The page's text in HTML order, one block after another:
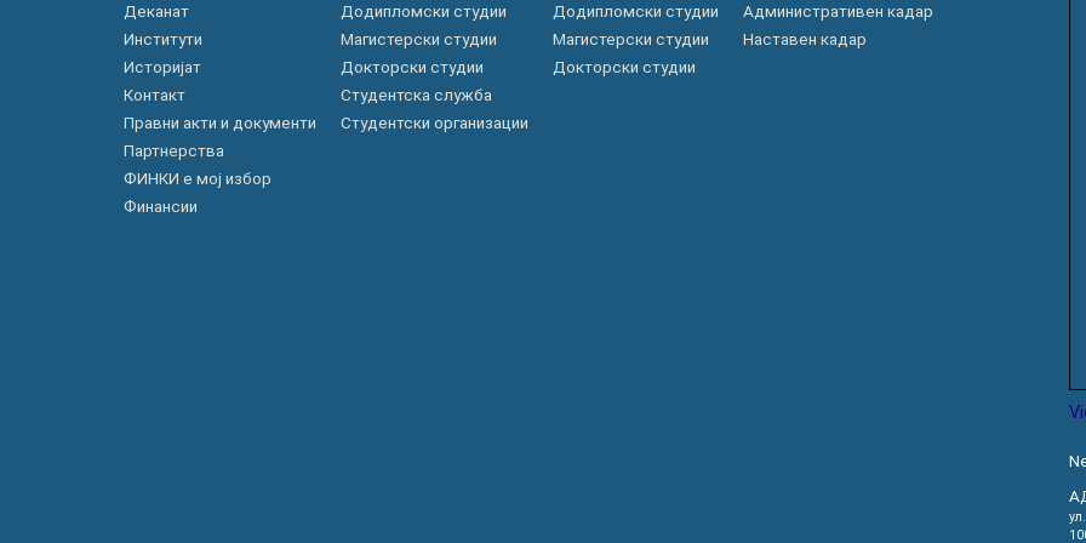
Деканат
Институти
Историјат
Контакт
Правни акти и документи
Партнерства
ФИНКИ е мој избор
Финансии
Додипломски студии
Магистерски студии
Докторски студии
Студентска служба
Студентски организации
Додипломски студии
Магистерски студии
Докторски студии
Административен кадар
Наставен кадар